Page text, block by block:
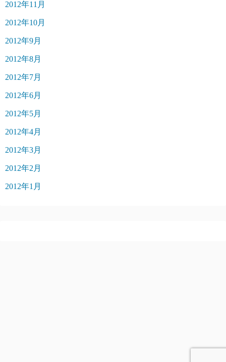
2012年11月
2012年10月
2012年9月
2012年8月
2012年7月
2012年6月
2012年5月
2012年4月
2012年3月
2012年2月
2012年1月